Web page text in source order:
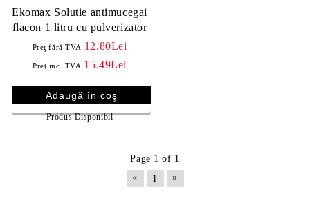
Ekomax Solutie antimucegai
flacon 1 litru cu pulverizator
Preţ fără TVA 12.80Lei
Preţ inc. TVA 15.49Lei
Produs Disponibil
Page 1 of 1
«
1 »